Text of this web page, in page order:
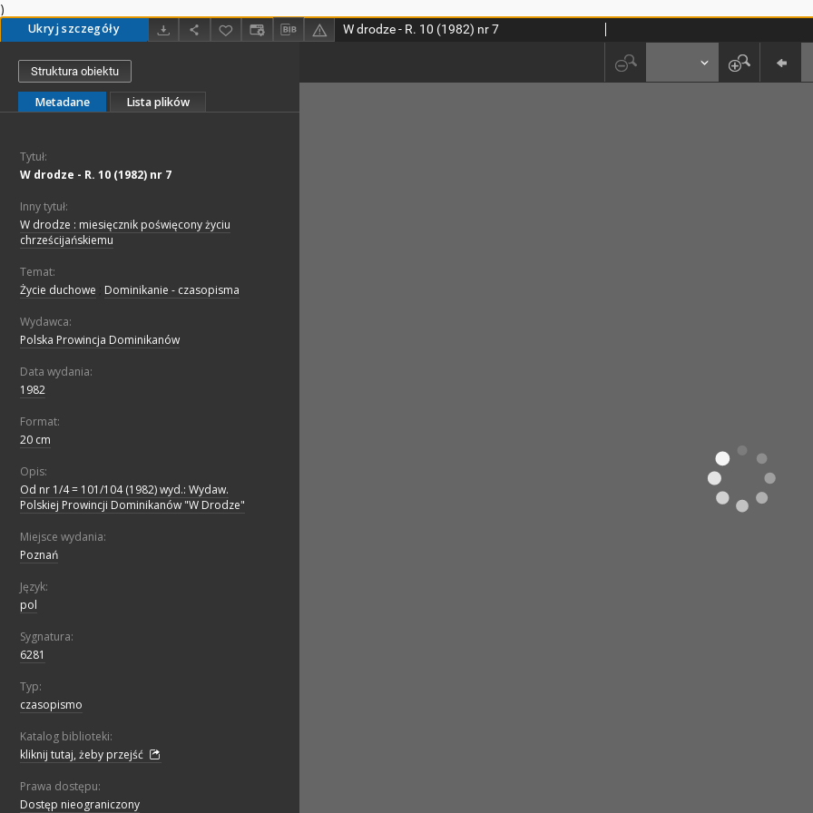
)
Ukryj szczegóły W drodze - R. 10 (1982) nr 7
Struktura obiektu
Metadane Lista plików
Tytuł:
W drodze - R. 10 (1982) nr 7
Inny tytuł:
W drodze : miesięcznik poświęcony życiu
chrześcijańskiemu
Temat:
Życie duchowe
Dominikanie - czasopisma
Wydawca:
Polska Prowincja Dominikanów
Data wydania:
1982
Format:
20 cm
Opis:
Od nr 1/4 = 101/104 (1982) wyd.: Wydaw.
Polskiej Prowincji Dominikanów "W Drodze"
Miejsce wydania:
Poznań
Język:
pol
Sygnatura:
6281
Typ:
czasopismo
Katalog biblioteki:
kliknij tutaj, żeby przejść
Prawa dostępu:
Dostęp nieograniczony